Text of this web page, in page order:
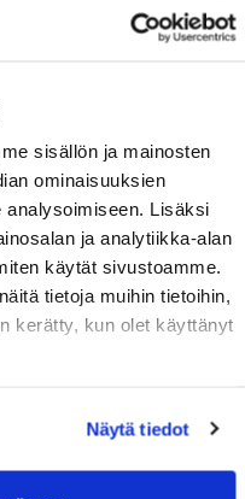
sisällön ja mainosten
ominaisuuksien
Lisäksi
ja analytiikka-alan
käytät sivustoamme.
tietoja muihin tietoihin,
kerätty, kun olet käyttänyt
Näytä tiedot